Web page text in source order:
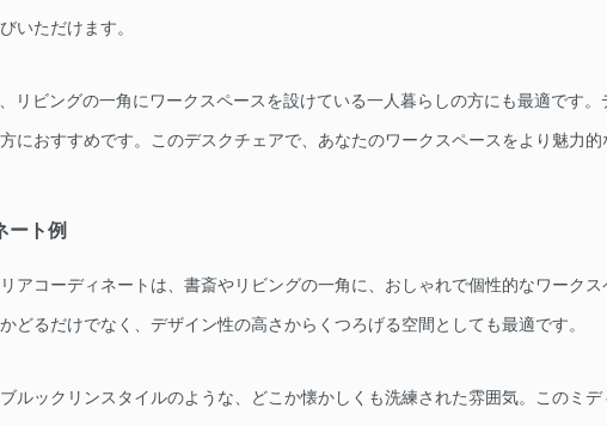
いただけます。
リビングの一角にワークスペースを設けている一人暮らしの方にも最適です
におすすめです。このデスクチェアで、あなたのワークスペースをより魅力
ート例
アコーディネートは、書斎やリビングの一角に、おしゃれで個性的なワーク
どるだけでなく、デザイン性の高さからくつろげる空間としても最適です。
ルックリンスタイルのような、どこか懐かしくも洗練された雰囲気。このミ